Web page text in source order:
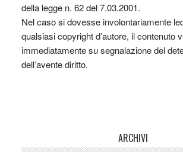
della legge n. 62 del 7.03.2001.
Nel caso si dovesse involontariamente
qualsiasi copyright d’autore, il contenuto
immediatamente su segnalazione del
dell’avente diritto.
ARCHIVI